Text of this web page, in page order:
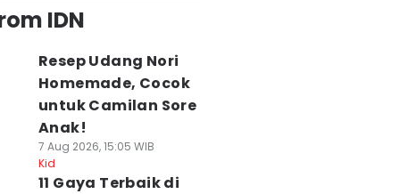
IDN
Resep Udang Nori
Homemade, Cocok
untuk Camilan Sore
Anak!
7 Aug 2026, 15:05 WIB
Kid
11 Gaya Terbaik di